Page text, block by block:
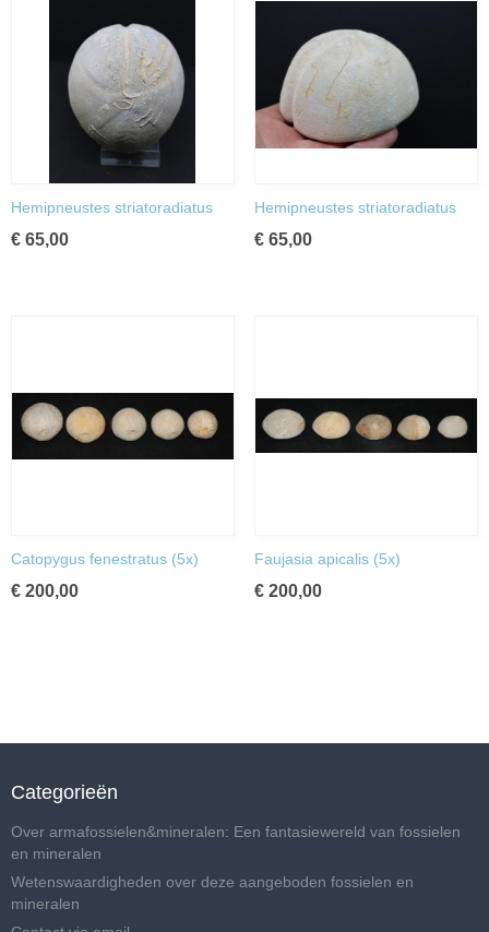
Hemipneustes striatoradiatus
€ 65,00
Hemipneustes striatoradiatus
€ 65,00
Catopygus fenestratus (5x)
€ 200,00
Faujasia apicalis (5x)
€ 200,00
Categorieën
Over armafossielen&mineralen: Een fantasiewereld van fossielen
en mineralen
Wetenswaardigheden over deze aangeboden fossielen en
mineralen